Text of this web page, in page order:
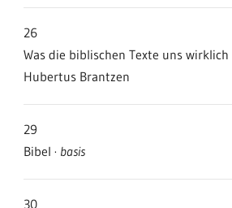
26
Was die biblischen Texte uns wirklich
Hubertus Brantzen
29
Bibel · basis
30